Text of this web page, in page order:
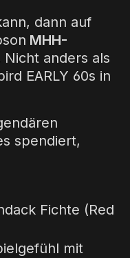
dann auf
MHH-
Nicht anders als
EARLY 60s in
spendiert,
Fichte (Red
mit